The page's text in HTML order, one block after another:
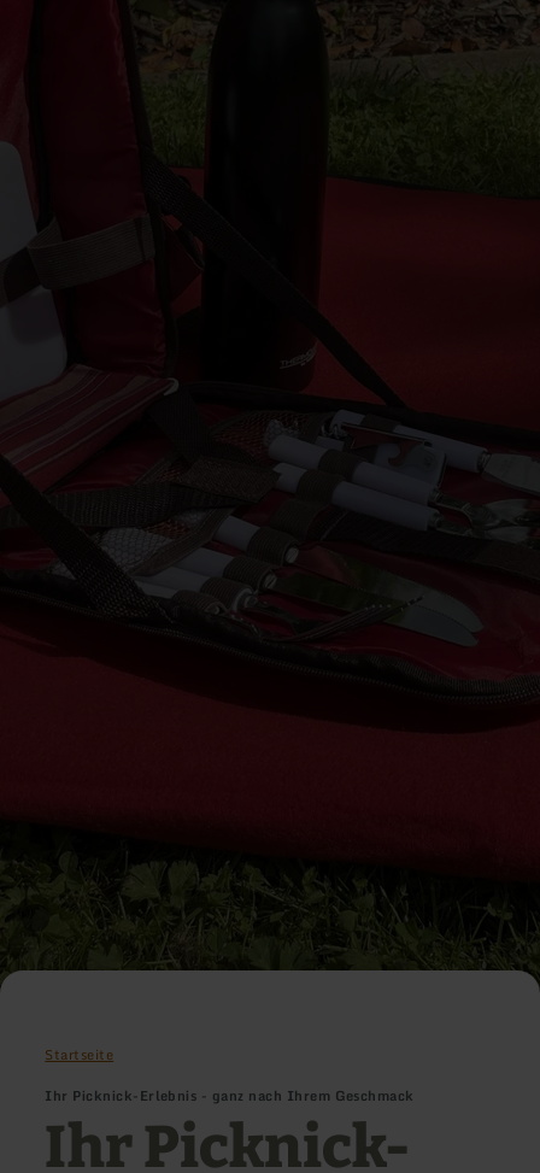
Startseite
Ihr Picknick-Erlebnis - ganz nach Ihrem Geschmack
Ihr Picknick-